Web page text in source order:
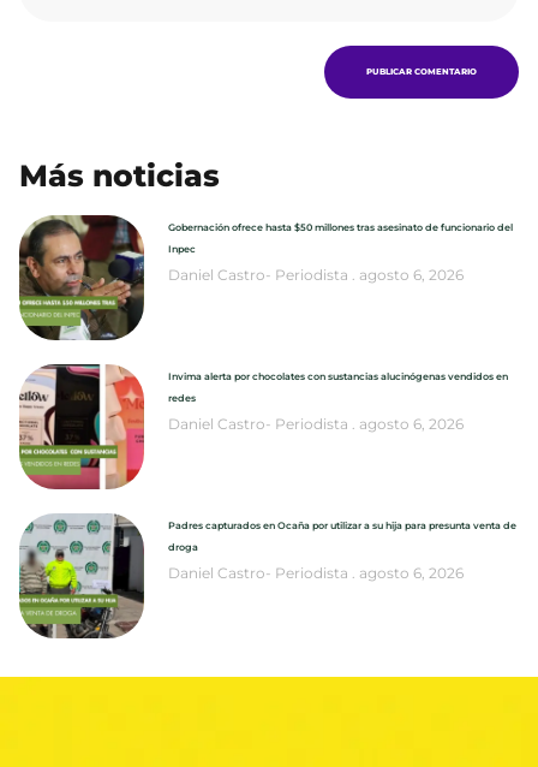
Más noticias
Gobernación ofrece hasta $50 millones tras asesinato de funcionario del
Inpec
Daniel Castro- Periodista agosto 6, 2026
Invima alerta por chocolates con sustancias alucinógenas vendidos en
redes
Daniel Castro- Periodista agosto 6, 2026
Padres capturados en Ocaña por utilizar a su hija para presunta venta de
droga
Daniel Castro- Periodista agosto 6, 2026